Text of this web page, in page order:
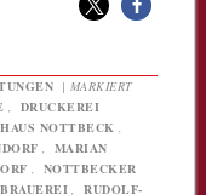
| MARKIERT
,
DRUCKEREI
NOTTBECK ,
,
MARIAN
,
NOTTBECKER
,
RUDOLF-